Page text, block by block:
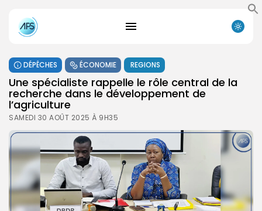
DÉPÊCHES ÉCONOMIE REGIONS
Une spécialiste rappelle le rôle central de la
recherche dans le développement de
l’agriculture
SAMEDI 30 AOÛT 2025 À 9H35